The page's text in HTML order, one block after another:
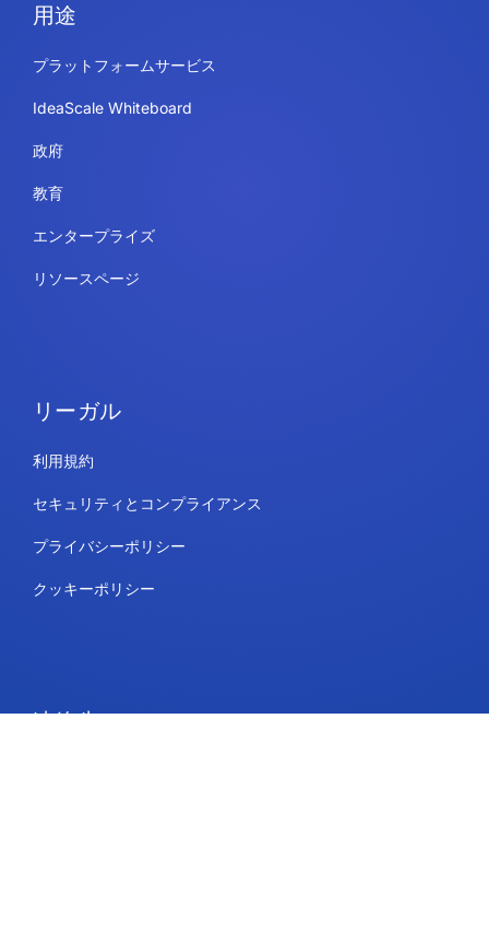
用途
プラットフォームサービス
IdeaScale Whiteboard
政府
教育
エンタープライズ
リソースページ
リーガル
利用規約
セキュリティとコンプライアンス
プライバシーポリシー
クッキーポリシー
連絡先